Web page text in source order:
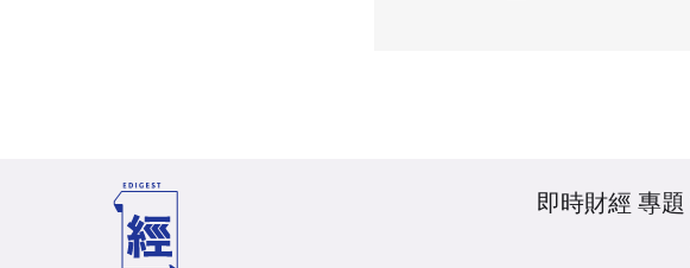
即時財經 專題